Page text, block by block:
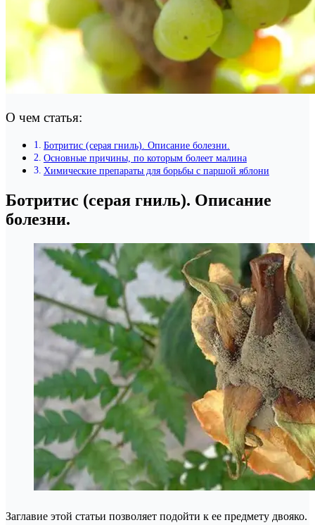
О чем статья:
Ботритис (серая гниль). Описание болезни.
Основные причины, по которым болеет малина
Химические препараты для борьбы с паршой яблони
Ботритис (серая гниль). Описание
болезни.
Заглавие этой статьи позволяет подойти к ее предмету двояко.